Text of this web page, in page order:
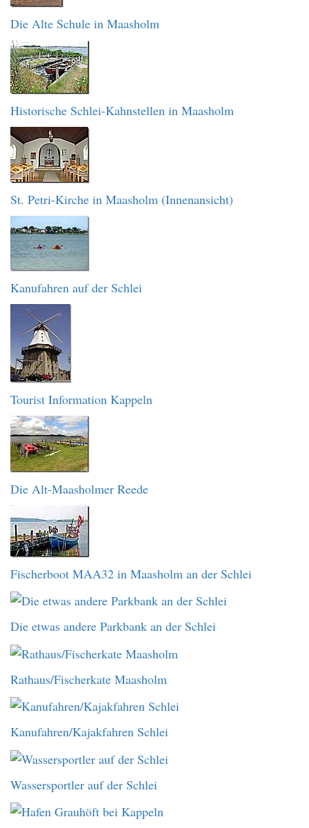
Die Alte Schule in Maasholm
Historische Schlei-Kahnstellen in Maasholm
St. Petri-Kirche in Maasholm (Innenansicht)
Kanufahren auf der Schlei
Tourist Information Kappeln
Die Alt-Maasholmer Reede
Fischerboot MAA32 in Maasholm an der Schlei
Die etwas andere Parkbank an der Schlei
Rathaus/Fischerkate Maasholm
Kanufahren/Kajakfahren Schlei
Wassersportler auf der Schlei